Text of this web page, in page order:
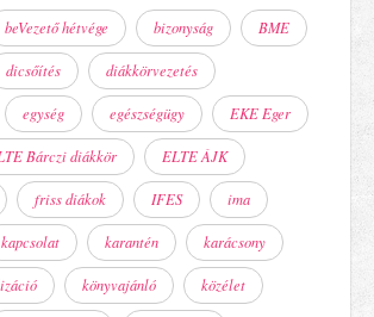
beVezető hétvége bizonyság BME
dicsőítés diákkörvezetés
egység egészségügy EKE Eger
Bárczi diákkör ELTE ÁJK
friss diákok IFES ima
kapcsolat karantén karácsony
könyvajánló közélet